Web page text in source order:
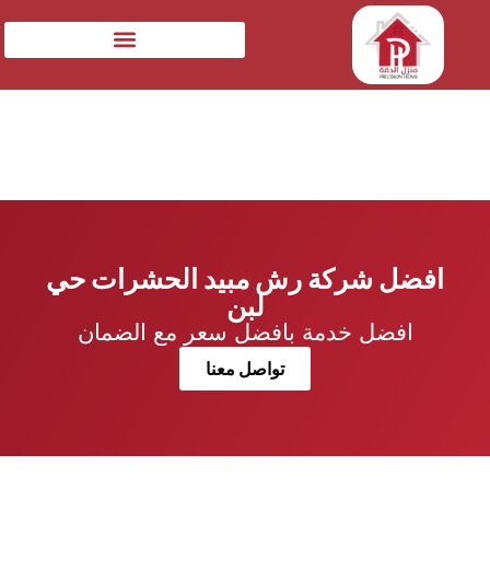
افضل شركة رش مبيد الحشرات حي
لبن
افضل خدمة بافضل سعر مع الضمان
تواصل معنا